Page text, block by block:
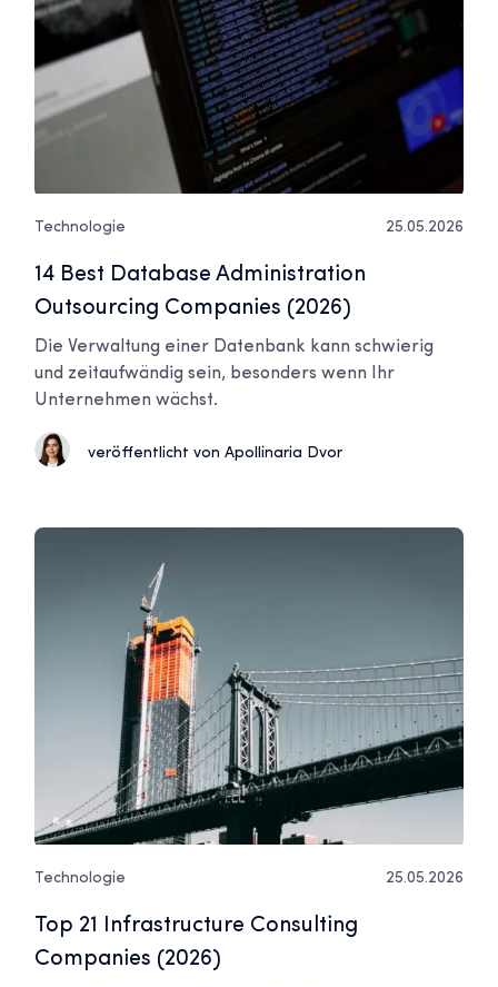
Technologie 25.05.2026
14 Best Database Administration
Outsourcing Companies (2026)
Die Verwaltung einer Datenbank kann schwierig
und zeitaufwändig sein, besonders wenn Ihr
Unternehmen wächst.
veröffentlicht von Apollinaria Dvor
Technologie 25.05.2026
Top 21 Infrastructure Consulting
Companies (2026)